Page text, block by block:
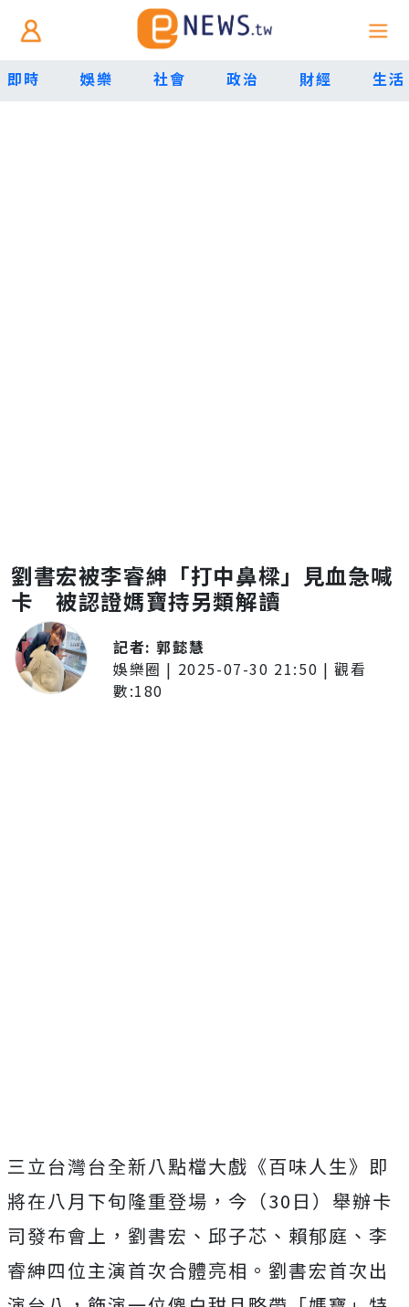
即時 娛樂 社會 政治 財經 生活
劉書宏被李睿紳「打中鼻樑」見血急喊
卡 被認證媽寶持另類解讀
記者:郭懿慧
娛樂圈 | 2025-07-30 21:50 | 觀看
數:180
三立台灣台全新八點檔大戲《百味人生》即
將在八月下旬隆重登場，今（30日）舉辦卡
司發布會上，劉書宏、邱子芯、賴郁庭、李
睿紳四位主演首次合體亮相。劉書宏首次出